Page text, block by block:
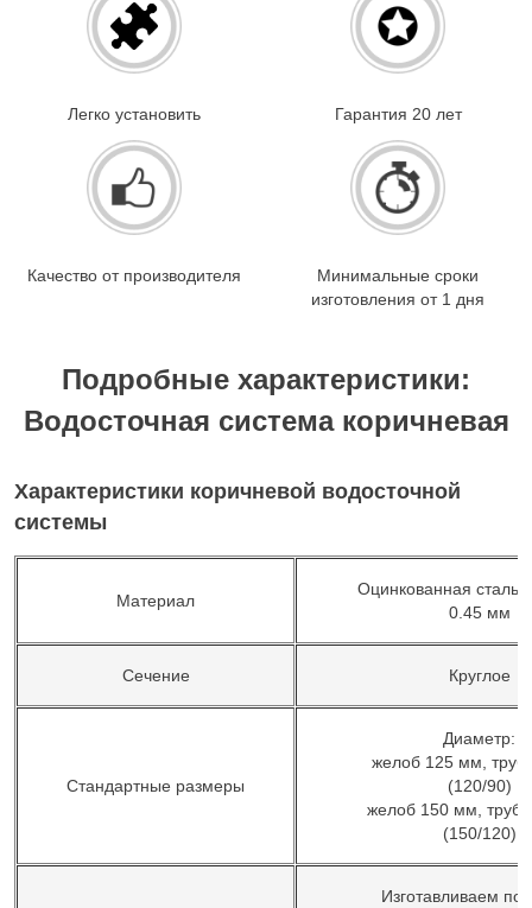
Легко установить Гарантия 20 лет
Качество от производителя
Минимальные сроки
изготовления от 1 дня
Подробные характеристики:
Водосточная система коричневая
Характеристики коричневой водосточной
системы
Материал
Оцинкованная сталь
0.45 мм
Сечение Круглое
Стандартные размеры
Диаметр:
желоб 125 мм,
(120/90)
желоб 150 мм,
(150/120)
Изготавливаем